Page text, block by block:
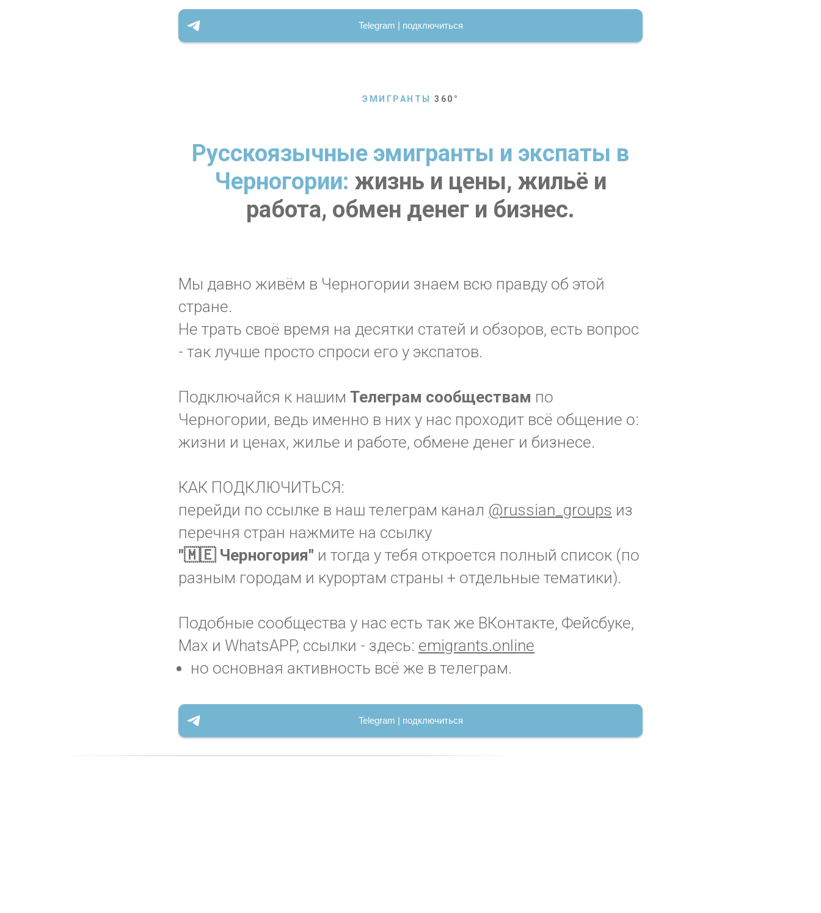
Telegram | подключиться
ЭМИГРАНТЫ 360 °
Русскоязычные эмигранты и экспаты в
Черногории: жизнь и цены, жильё и
работа, обмен денег и бизнес.
Мы давно живём в Черногории знаем всю правду об этой
стране.
Не трать своё время на десятки статей и обзоров, есть вопрос
- так лучше просто спроси его у экспатов.
Подключайся к нашим Телеграм сообществам по
Черногории, ведь именно в них у нас проходит всё общение о:
жизни и ценах, жилье и работе, обмене денег и бизнесе.
КАК ПОДКЛЮЧИТЬСЯ:
перейди по ссылке в наш телеграм канал @russian_groups из
перечня стран нажмите на ссылку
"🇲🇪 Черногория" и тогда у тебя откроется полный список (по
разным городам и курортам страны + отдельные тематики).
Подобные сообщества у нас есть так же ВКонтакте, Фейсбуке,
Max и WhatsAPP, ссылки - здесь: emigrants.online
но основная активность всё же в телеграм.
Telegram | подключиться